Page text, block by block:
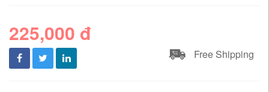
225,000 đ
Free Shipping